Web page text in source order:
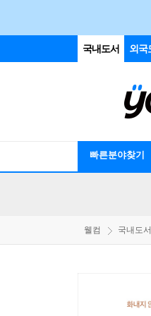
국내도서 외국
빠른분야찾기
웰컴 국내도서